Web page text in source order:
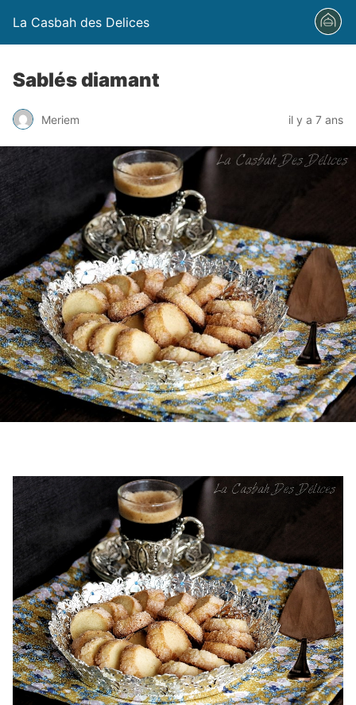
La Casbah des Delices
Sablés diamant
Meriem il y a 7 ans